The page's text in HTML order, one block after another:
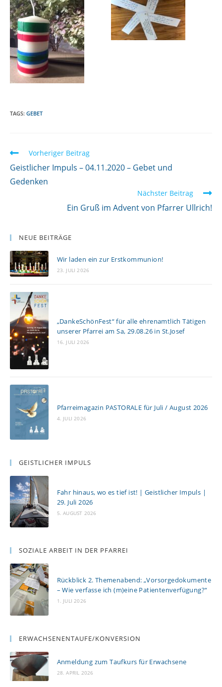
TAGS: GEBET
W
e
i
l
e
s
e
n
Vorheriger Beitrag
Geistlicher Impuls – 04.11.2020 – Gebet und
Gedenken
Nächster Beitrag
Ein Gruß im Advent von Pfarrer Ullrich!
NEUE BEITRÄGE
Wir laden ein zur Erstkommunion!
23. JULI 2026
„DankeSchönFest“ für alle ehrenamtlich Tätigen
unserer Pfarrei am Sa, 29.08.26 in St.Josef
16. JULI 2026
Pfarreimagazin PASTORALE für Juli / August 2026
4. JULI 2026
GEISTLICHER IMPULS
Fahr hinaus, wo es tief ist! | Geistlicher Impuls |
29. Juli 2026
5. AUGUST 2026
SOZIALE ARBEIT IN DER PFARREI
Rückblick 2. Themenabend: „Vorsorgedokumente
– Wie verfasse ich (m)eine Patientenverfügung?“
1. JULI 2026
ERWACHSENENTAUFE/KONVERSION
Anmeldung zum Taufkurs für Erwachsene
28. APRIL 2026